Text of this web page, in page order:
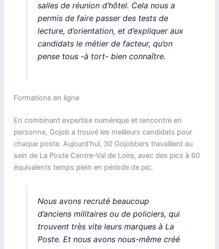
salles de réunion d’hôtel. Cela nous a
permis de faire passer des tests de
lecture, d’orientation, et d’expliquer aux
candidats le métier de facteur, qu’on
pense tous -à tort- bien connaître.
Formations en ligne
En combinant expertise numérique et rencontre en
personne, Gojob a trouvé les meilleurs candidats pour
chaque poste. Aujourd’hui, 30 Gojobbers travaillent au
sein de La Poste Centre-Val de Loire, avec des pics à 60
équivalents temps plein en période de pic.
Nous avons recruté beaucoup
d’anciens militaires ou de policiers, qui
trouvent très vite leurs marques à La
Poste. Et nous avons nous-même créé